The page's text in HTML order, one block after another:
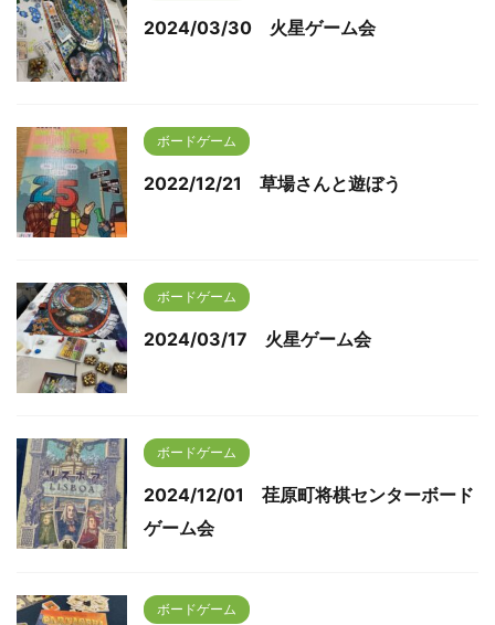
2024/03/30 火星ゲーム会
ボードゲーム
2022/12/21 草場さんと遊ぼう
ボードゲーム
2024/03/17 火星ゲーム会
ボードゲーム
2024/12/01 荏原町将棋センターボード
ゲーム会
ボードゲーム